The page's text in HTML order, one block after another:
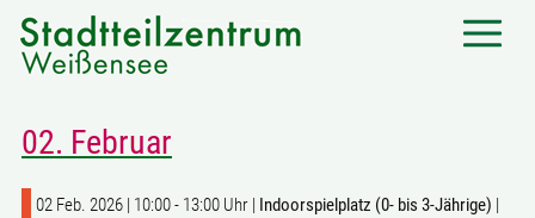
02. Februar
02 Feb. 2026 | 10:00 - 13:00 Uhr | Indoorspielplatz (0- bis 3-Jährige) |